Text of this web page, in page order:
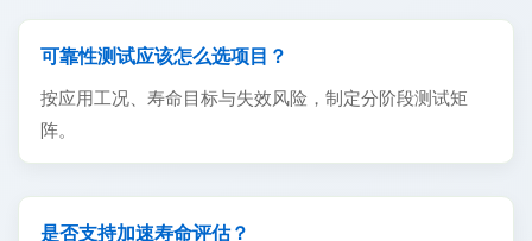
可靠性测试应该怎么选项目？
按应用工况、寿命目标与失效风险，制定分阶段测试矩
阵。
是否支持加速寿命评估？